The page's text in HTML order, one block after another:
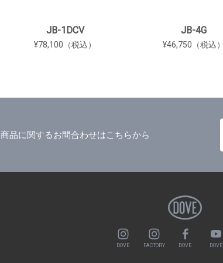
JB-1DCV
¥78,100（税込）
JB-4G
¥46,750（税込）
商品に関するお問合わせはこちらから
DOVE FACTORY DOVE DOVE